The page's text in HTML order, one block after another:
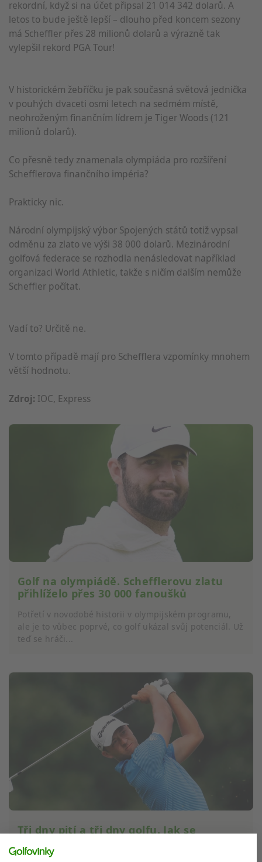
rekordní, když si na účet připsal 21 014 342 dolarů. A
letos to bude ještě lepší – dlouho před koncem sezony
má Scheffler přes 28 milionů dolarů a výrazně tak
vylepšil rekord PGA Tour!
V historickém žebříčku je pak současná světová jednička
v pouhých dvaceti osmi letech na sedmém místě,
neohroženým finančním lídrem je Tiger Woods (121
milionů dolarů).
Co přesně tedy znamenala olympiáda pro rozšíření
Schefflerova finančního impéria?
Prakticky nic.
Národní olympijský výbor Spojených států totiž vypsal
odměnu za zlato ve výši 38 000 dolarů. Mezinárodní
golfová federace se rozhodla nenásledovat například
organizaci World Athletic, takže s ničím dalším nemůže
Scheffler počítat.
Vadí to? Určitě ne.
V tomto případě mají pro Schefflera vzpomínky mnohem
větší hodnotu.
Zdroj: IOC, Express
Golf na olympiádě. Schefflerovu zlatu
přihlíželo přes 30 000 fanoušků
Potřetí v novodobé historii v olympijském programu,
ale je to vůbec poprvé, co golf ukázal svůj potenciál. Už
teď se hráči...
Tři dny pití a tři dny golfu. Jak se
Paříži